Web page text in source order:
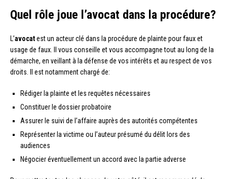
Quel rôle joue l’avocat dans la procédure?
L’avocatest un acteur clé dans la procédure de plainte pour faux et
usage de faux. Il vous conseille et vous accompagne tout au long de la
démarche, en veillant à la défense de vos intérêts et au respect de vos
droits. Il est notamment chargé de:
Rédiger la plainte et les requêtes nécessaires
Constituer le dossier probatoire
Assurer le suivi de l’affaire auprès des autorités compétentes
Représenter la victime ou l’auteur présumé du délit lors des
audiences
Négocier éventuellement un accord avec la partie adverse